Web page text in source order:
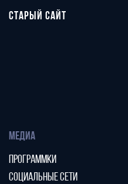
СТАРЫЙ САЙТ
МЕДИА
ПРОГРАММКИ
СОЦИАЛЬНЫЕ СЕТИ